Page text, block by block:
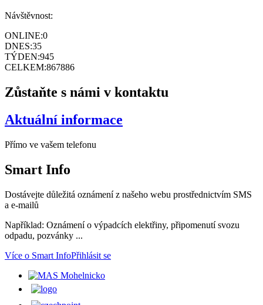
Návštěvnost:
ONLINE:0
DNES:35
TÝDEN:945
CELKEM:867886
Zůstaňte s námi v kontaktu
Aktuální informace
Přímo ve vašem telefonu
Smart Info
Dostávejte důležitá oznámení z našeho webu prostřednictvím SMS
a e-mailů
Například: Oznámení o výpadcích elektřiny, připomenutí svozu
odpadu, pozvánky ...
Více o Smart InfoPřihlásit se